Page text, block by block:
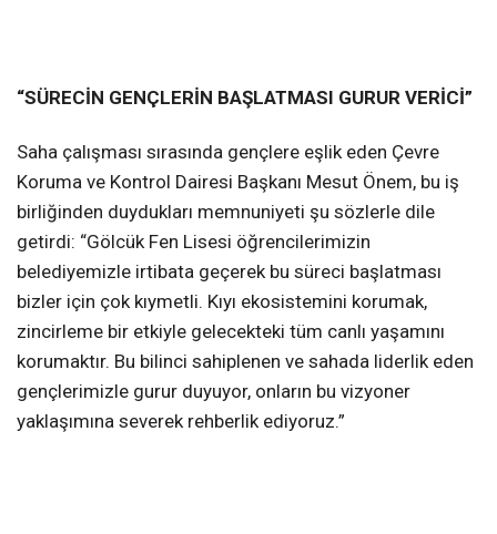
“SÜRECİN GENÇLERİN BAŞLATMASI GURUR VERİCİ”
Saha çalışması sırasında gençlere eşlik eden Çevre
Koruma ve Kontrol Dairesi Başkanı Mesut Önem, bu iş
birliğinden duydukları memnuniyeti şu sözlerle dile
getirdi: “Gölcük Fen Lisesi öğrencilerimizin
belediyemizle irtibata geçerek bu süreci başlatması
bizler için çok kıymetli. Kıyı ekosistemini korumak,
zincirleme bir etkiyle gelecekteki tüm canlı yaşamını
korumaktır. Bu bilinci sahiplenen ve sahada liderlik eden
gençlerimizle gurur duyuyor, onların bu vizyoner
yaklaşımına severek rehberlik ediyoruz.”